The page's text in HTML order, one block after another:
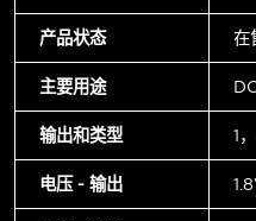
产品状态 在
主要用途
输出和类型 1
电压 - 输出